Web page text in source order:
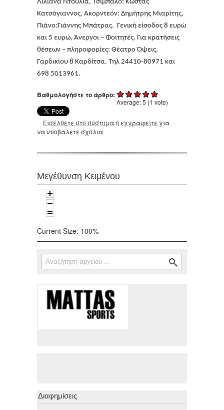
Λιλιάνα Ντούλια, Τσίμπαλο: Κώστας
Κατσόγιαννος, Ακορντεόν: Δημήτρης Μιαρίτης,
Πιάνο:Γιάννης Μπάτρας. Γενική είσοδος 8 ευρώ
και 5 ευρώ, Άνεργοι – Φοιτητές. Για κρατήσεις
θέσεων – πληροφορίες: Θέατρο Όψεις,
Γαρδικίου 8 Καρδίτσα. Τηλ 24410-80971 και
698 5013961.
Βαθμολογήστε το άρθρο:
Average:5 (1 vote)
Εισέλθετε στο σύστημαή εγγραφείτε για
να υποβάλετε σχόλια
Μεγέθυνση Κειμένου
Current Size: 100%
Φόρμα αναζήτησης
Αναζήτηση
Διαφημίσεις